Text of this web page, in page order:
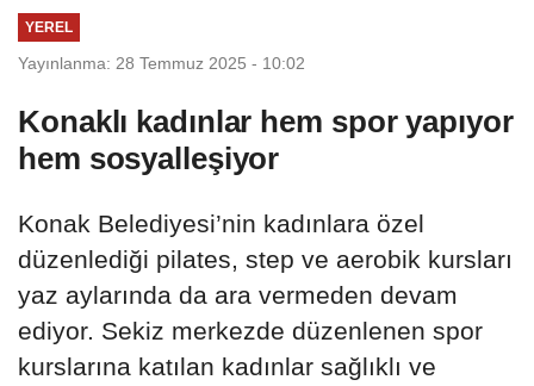
YEREL
Yayınlanma: 28 Temmuz 2025 - 10:02
Konaklı kadınlar hem spor yapıyor
hem sosyalleşiyor
Konak Belediyesi’nin kadınlara özel
düzenlediği pilates, step ve aerobik kursları
yaz aylarında da ara vermeden devam
ediyor. Sekiz merkezde düzenlenen spor
kurslarına katılan kadınlar sağlıklı ve